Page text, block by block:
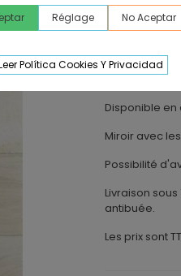
Réglage No Aceptar
Política Cookies Y Privacidad
Miroir lisse
Disponible en
Miroir avec
Possibilité
Livraison
antibuée.
Les prix sont